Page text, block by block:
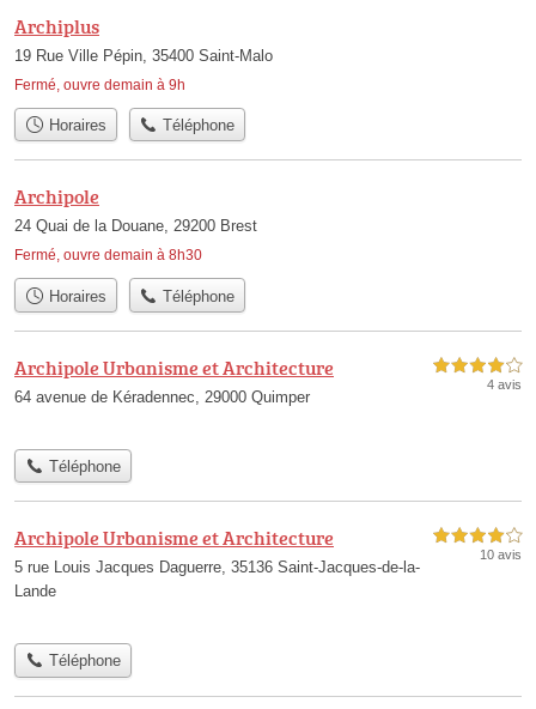
Archiplus
19 Rue Ville Pépin, 35400 Saint-Malo
Fermé, ouvre demain à 9h
Horaires Téléphone
Archipole
24 Quai de la Douane, 29200 Brest
Fermé, ouvre demain à 8h30
Horaires Téléphone
Archipole Urbanisme et Architecture
64 avenue de Kéradennec, 29000 Quimper
4,0 étoiles sur 5
4 avis
Téléphone
Archipole Urbanisme et Architecture
5 rue Louis Jacques Daguerre, 35136 Saint-Jacques-de-la-
Lande
4,0 étoiles sur 5
10 avis
Téléphone